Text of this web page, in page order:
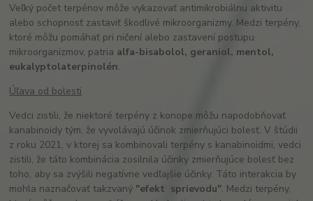
Veľký počet terpénov môže vykazovať antimikrobiálnu aktivitu
alebo schopnosť zastaviť škodlivé mikroorganizmy. Medzi terpény,
ktoré môžu pomáhať pri ničení alebo zastavení postupu
mikroorganizmov, patria alfa-bisabolol, geraniol, mentol,
eukalyptolaterpinolén.
Úľava od bolesti
Vedci zistili, že niektoré terpény z konope môžu napodobňovať
kanabinoidy tým, že vyvolávajú účinok zmierňujúci bolesť. V štúdii
z roku 2021, v ktorej sa kombinovali terpény s kanabinoidmi, vedci
zistili, že táto kombinácia zosilnila účinky zmierňujúce bolesť bez
toho, aby sa zvýšili negatívne vedľajšie účinky. Táto interakcia by
mohla naznačovať takzvaný "efekt sprievodu". Medzi terpény,